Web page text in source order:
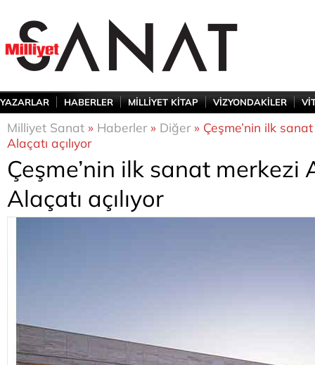
YAZARLAR HABERLER MİLLİYET KİTAP VİZYONDAKİLER
Milliyet Sanat » Haberler» Diğer» Çeşme’nin ilk
Alaçatı açılıyor
Çeşme’nin ilk sanat merkezi
Alaçatı açılıyor